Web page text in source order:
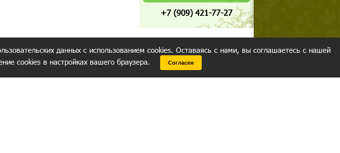
+7 (909) 421-77-27
данных с использованием cookies. Оставаясь с нами, вы соглашаетесь с нашей
cookies в настройках вашего браузера. Согласен